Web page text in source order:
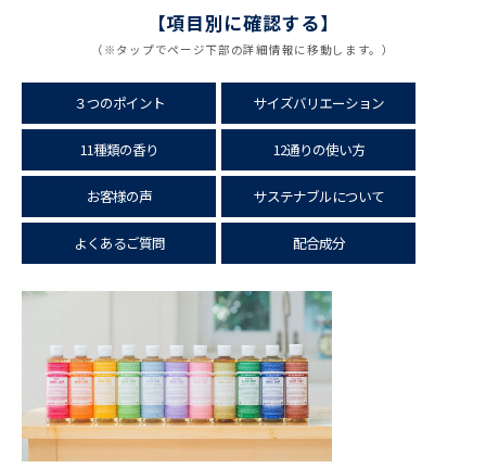
【項目別に確認する】
（※タップでページ下部の詳細情報に移動します。）
３つのポイント サイズバリエーション
11種類の香り 12通りの使い方
お客様の声 サステナブルについて
よくあるご質問 配合成分